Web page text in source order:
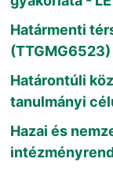
Határmenti
(TTGMG6523)
Határontúli
tanulmányi
Hazai és